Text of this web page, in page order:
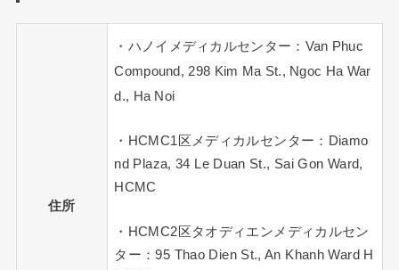
住所
・ハノイメディカルセンター：Van Phuc
Compound, 298 Kim Ma St., Ngoc Ha War
d., Ha Noi
・HCMC1区メディカルセンター：Diamo
nd Plaza, 34 Le Duan St., Sai Gon Ward,
HCMC
・HCMC2区タオディエンメディカルセン
ター：95 Thao Dien St., An Khanh Ward H